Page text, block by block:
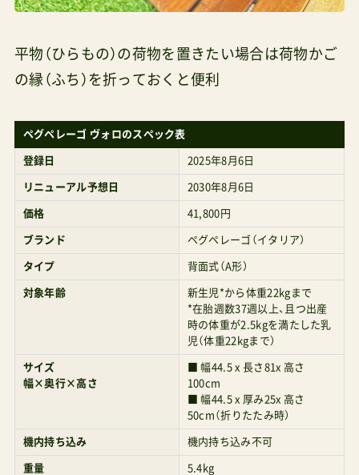
平物（ひらもの）の荷物を置きたい場合は荷物かご
の縁（ふち）を折っておくと便利
ペグペレーゴ ヴォロのスペック表
登録日 2025年8月6日
リニューアル予想日 2030年8月6日
価格 41,800円
ブランド ペグペレーゴ（イタリア）
タイプ 背面式（A形）
対象年齢
新生児*から体重22kgまで
*在胎週数37週以上、且つ出産
時の体重が2.5kgを満たした乳
児（体重22kgまで）
サイズ
幅×奥行×高さ
■ 幅44.5 x 長さ81x 高さ
100cm
■ 幅44.5 x 厚み25x 高さ
50cm（折りたたみ時）
機内持ち込み 機内持ち込み不可
重量 5.4kg